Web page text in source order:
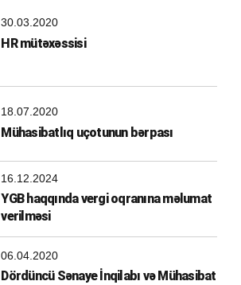
30.03.2020
HR mütəxəssisi
18.07.2020
Mühasibatlıq uçotunun bərpası
16.12.2024
YGB haqqında vergi oqranına məlumat
verilməsi
06.04.2020
Dördüncü Sənaye İnqilabı və Mühasibat